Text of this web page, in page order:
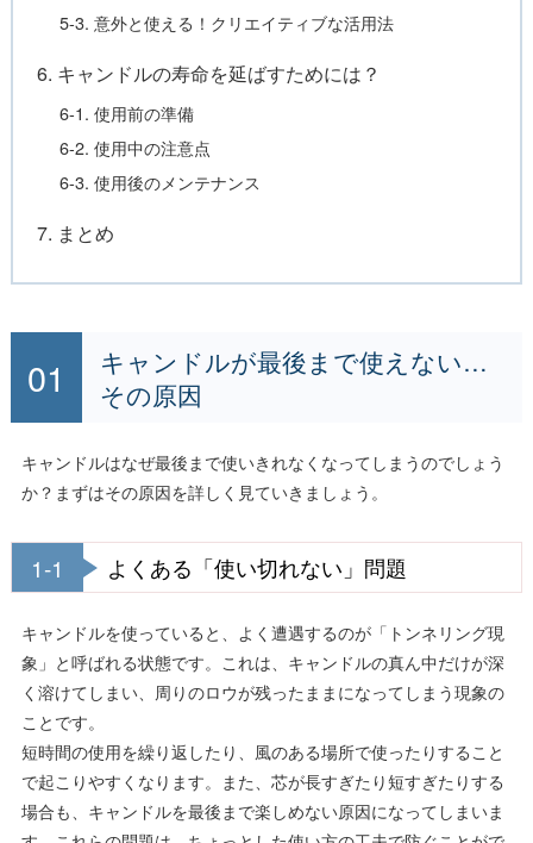
5-3. 意外と使える！クリエイティブな活用法
6. キャンドルの寿命を延ばすためには？
6-1. 使用前の準備
6-2. 使用中の注意点
6-3. 使用後のメンテナンス
7. まとめ
キャンドルが最後まで使えない…
その原因
キャンドルはなぜ最後まで使いきれなくなってしまうのでしょう
か？まずはその原因を詳しく見ていきましょう。
1-1 よくある「使い切れない」問題
キャンドルを使っていると、よく遭遇するのが「トンネリング現
象」と呼ばれる状態です。これは、キャンドルの真ん中だけが深
く溶けてしまい、周りのロウが残ったままになってしまう現象の
ことです。
短時間の使用を繰り返したり、風のある場所で使ったりすること
で起こりやすくなります。また、芯が長すぎたり短すぎたりする
場合も、キャンドルを最後まで楽しめない原因になってしまいま